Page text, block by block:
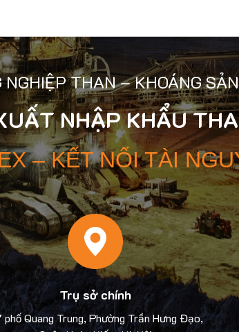
THAN – KHOÁNG
NHẬP KHẨU
– KẾT NỐI TÀI
Trụ sở chính
Quang Trung, Phường Trần Hưng Đạo,